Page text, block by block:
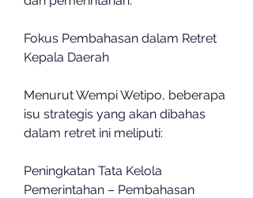
Fokus Pembahasan dalam Retret
Kepala Daerah
Menurut Wempi Wetipo, beberapa
isu strategis yang akan dibahas
dalam retret ini meliputi:
Peningkatan Tata Kelola
Pemerintahan – Pembahasan